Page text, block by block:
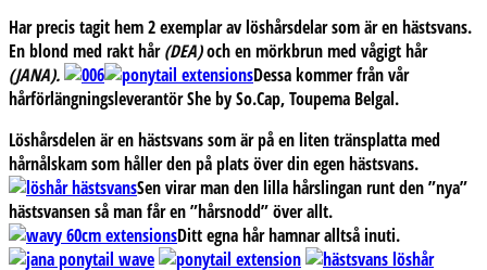
Har precis tagit hem 2 exemplar av löshårsdelar som är en hästsvans.
En blond med rakt hår(DEA)och en mörkbrun med vågigt hår
(JANA).
Dessa kommer från vår
hårförlängningsleverantör She by So.Cap, Toupema Belgal.
Löshårsdelen är en hästsvans som är på en liten tränsplatta med
hårnålskam som håller den på plats över din egen hästsvans.
Sen virar man den lilla hårslingan runt den ”nya”
hästsvansen så man får en ”hårsnodd” över allt.
Ditt egna hår hamnar alltså inuti.